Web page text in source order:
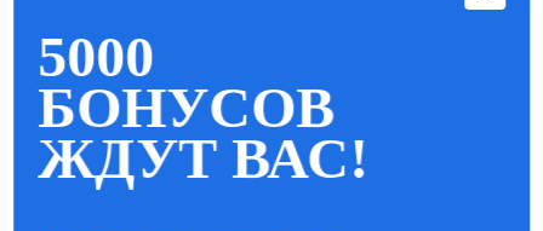
5000
БОНУСОВ
ЖДУТ ВАС!
Чехол для лонгборда
5.0
Комплект лонгборд